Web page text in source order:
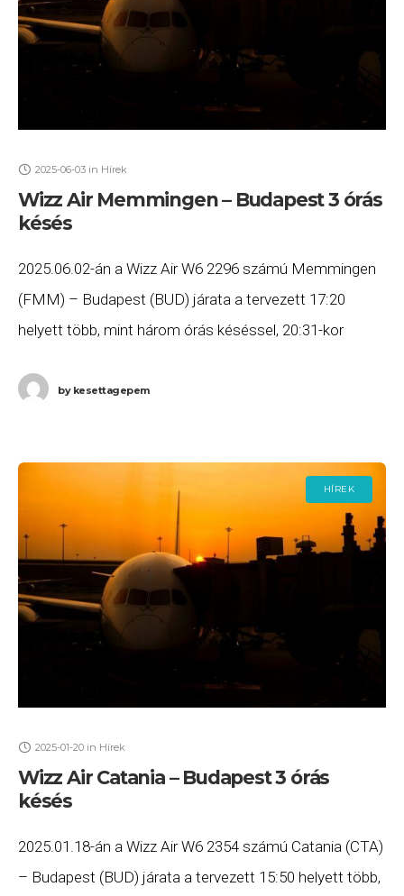
2025-06-03 in Hírek
Wizz Air Memmingen – Budapest 3 órás
késés
2025.06.02-án a Wizz Air W6 2296 számú Memmingen
(FMM) – Budapest (BUD) járata a tervezett 17:20
helyett több, mint három órás késéssel, 20:31-kor
bykesettagepem
HÍREK
2025-01-20 in Hírek
Wizz Air Catania – Budapest 3 órás
késés
2025.01.18-án a Wizz Air W6 2354 számú Catania (CTA)
– Budapest (BUD) járata a tervezett 15:50 helyett több,